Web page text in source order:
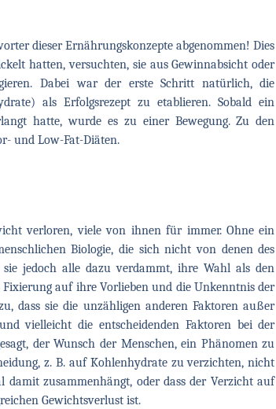
dieser Ernährungskonzepte abgenommen! Dies
hatten, versuchten, sie aus Gewinnabsicht oder
Dabei war der erste Schritt natürlich, die
als Erfolgsrezept zu etablieren. Sobald ein
hatte, wurde es zu einer Bewegung. Zu den
und Low-Fat-Diäten.
verloren, viele von ihnen für immer. Ohne ein
Biologie, die sich nicht von denen des
jedoch alle dazu verdammt, ihre Wahl als den
auf ihre Vorlieben und die Unkenntnis der
dass sie die unzähligen anderen Faktoren außer
vielleicht die entscheidenden Faktoren bei der
der Wunsch der Menschen, ein Phänomen zu
z. B. auf Kohlenhydrate zu verzichten, nicht
zusammenhängt, oder dass der Verzicht auf
Gewichtsverlust ist.